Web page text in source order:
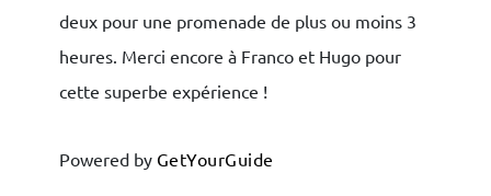
deux pour une promenade de plus ou moins 3
heures. Merci encore à Franco et Hugo pour
cette superbe expérience !
Powered by GetYourGuide